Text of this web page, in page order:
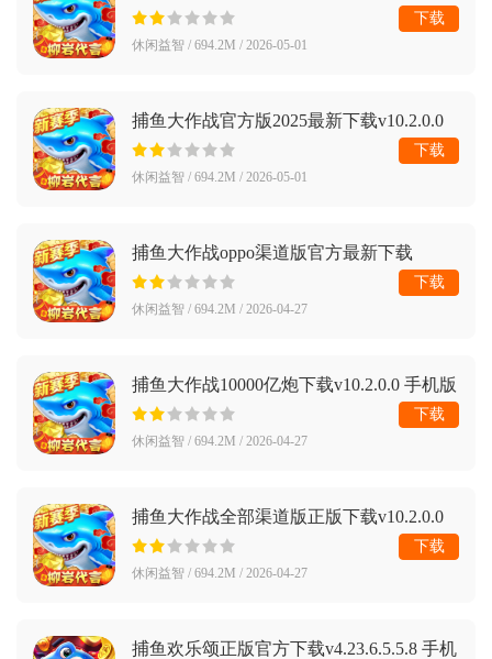
版
休闲益智 / 694.2M / 2026-05-01
下载
捕鱼大作战官方版2025最新下载v10.2.0.0
手机版
休闲益智 / 694.2M / 2026-05-01
下载
捕鱼大作战oppo渠道版官方最新下载
v10.2.0.0 手机版
休闲益智 / 694.2M / 2026-04-27
下载
捕鱼大作战10000亿炮下载v10.2.0.0 手机版
休闲益智 / 694.2M / 2026-04-27
下载
捕鱼大作战全部渠道版正版下载v10.2.0.0
最新版
休闲益智 / 694.2M / 2026-04-27
下载
捕鱼欢乐颂正版官方下载v4.23.6.5.5.8 手机